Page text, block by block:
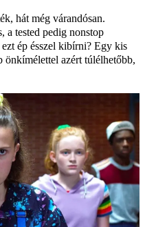
hát még várandósan.
a tested pedig nonstop
ép ésszel kibírni? Egy kis
önkímélettel azért túlélhetőbb,